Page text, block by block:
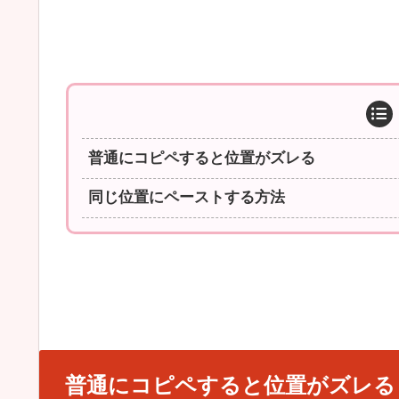
普通にコピペすると位置がズレる
同じ位置にペーストする方法
普通にコピペすると位置がズレる